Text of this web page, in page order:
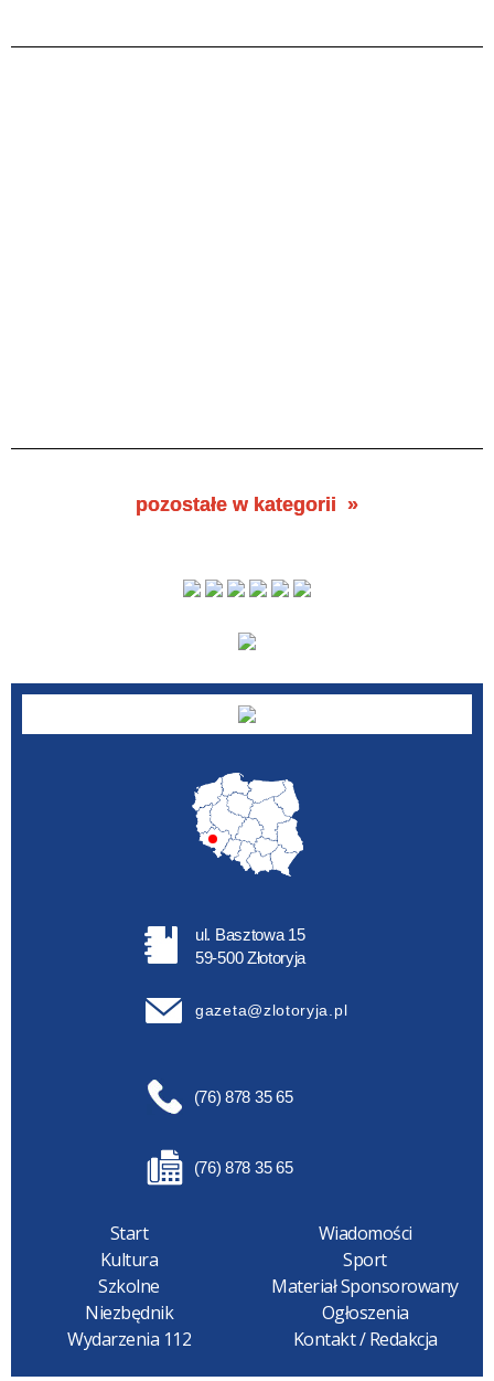
pozostałe w kategorii
ul. Basztowa 15
59-500 Złotoryja
gazeta@zlotoryja.pl
(76) 878 35 65
(76) 878 35 65
Start
Wiadomości
Kultura
Sport
Szkolne
Materiał Sponsorowany
Niezbędnik
Ogłoszenia
Wydarzenia 112
Kontakt / Redakcja